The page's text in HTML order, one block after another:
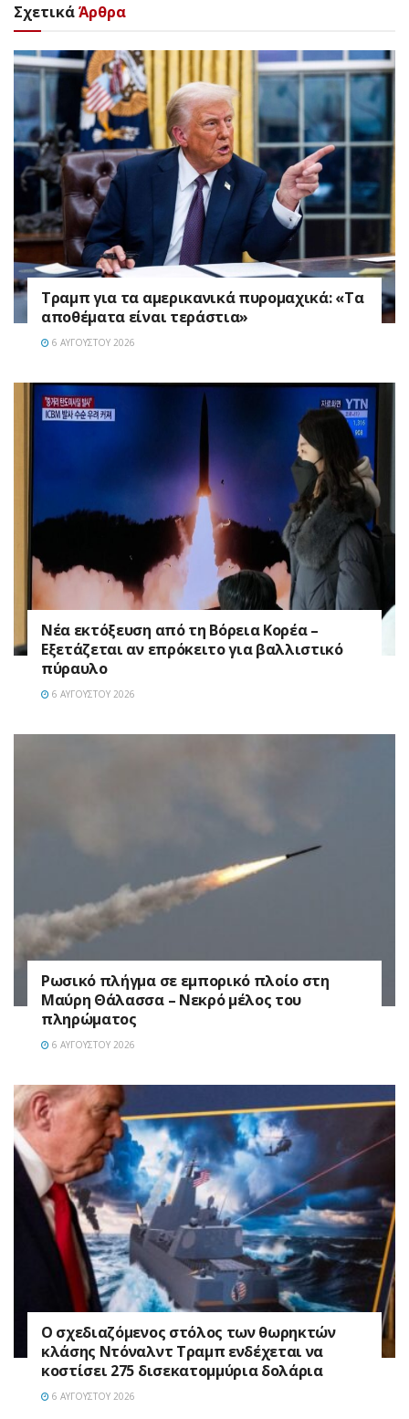
ΣχετικάΆρθρα
Τραμπ για τα αμερικανικά πυρομαχικά: «Τα
αποθέματα είναι τεράστια»
6 ΑΥΓΟΎΣΤΟΥ 2026
Νέα εκτόξευση από τη Βόρεια Κορέα –
Εξετάζεται αν επρόκειτο για βαλλιστικό
πύραυλο
6 ΑΥΓΟΎΣΤΟΥ 2026
Ρωσικό πλήγμα σε εμπορικό πλοίο στη
Μαύρη Θάλασσα – Νεκρό μέλος του
πληρώματος
6 ΑΥΓΟΎΣΤΟΥ 2026
Ο σχεδιαζόμενος στόλος των θωρηκτών
κλάσης Ντόναλντ Τραμπ ενδέχεται να
κοστίσει 275 δισεκατομμύρια δολάρια
6 ΑΥΓΟΎΣΤΟΥ 2026